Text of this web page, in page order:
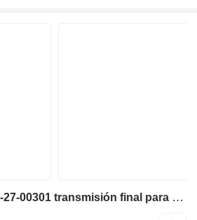
Nabtesco GM35 20Y-27-00301 transmisión final para Komatsu PC200LC-7 PC200LC-8 PC200-7 PC200-8 excavadora